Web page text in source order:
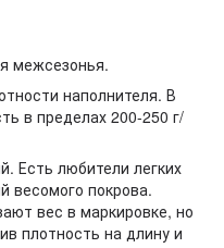
межсезонья.
наполнителя. В
в пределах 200-250 г/
Есть любители легких
весомого покрова.
вес в маркировке, но
плотность на длину и